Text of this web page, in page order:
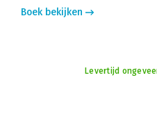
Boek bekijken
Levertijd